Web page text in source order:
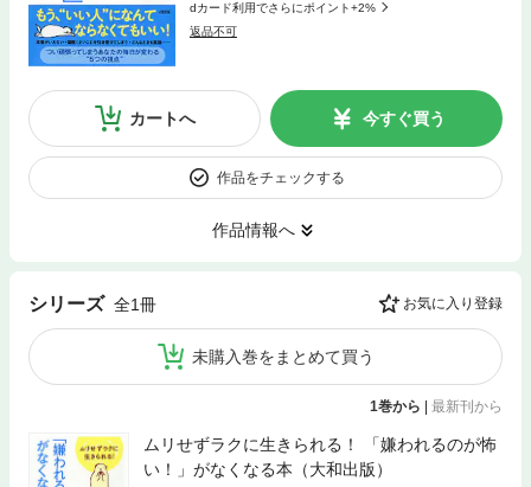
dカード利用でさらにポイント+2%
返品不可
カートへ 今すぐ買う
作品をチェックする
作品情報へ
シリーズ 全1冊 お気に入り登録
未購入巻をまとめて買う
1巻から 最新刊から
ムリせずラクに生きられる！ 「嫌われるのが怖
い！」がなくなる本（大和出版）